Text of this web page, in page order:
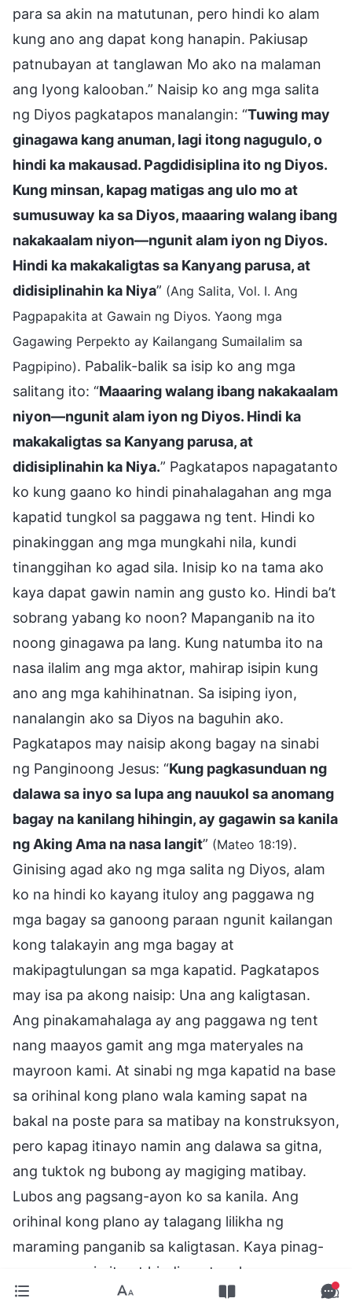
para sa akin na matutunan, pero hindi ko alam
kung ano ang dapat kong hanapin. Pakiusap
patnubayan at tanglawan Mo ako na malaman
ang Iyong kalooban.” Naisip ko ang mga salita
ng Diyos pagkatapos manalangin: “Tuwing may
ginagawa kang anuman, lagi itong nagugulo, o
hindi ka makausad. Pagdidisiplina ito ng Diyos.
Kung minsan, kapag matigas ang ulo mo at
sumusuway ka sa Diyos, maaaring walang ibang
nakakaalam niyon—ngunit alam iyon ng Diyos.
Hindi ka makakaligtas sa Kanyang parusa, at
didisiplinahin ka Niya” (Ang Salita, Vol. I. Ang
Pagpapakita at Gawain ng Diyos. Yaong mga
Gagawing Perpekto ay Kailangang Sumailalim sa
Pagpipino). Pabalik-balik sa isip ko ang mga
salitang ito: “Maaaring walang ibang nakakaalam
niyon—ngunit alam iyon ng Diyos. Hindi ka
makakaligtas sa Kanyang parusa, at
didisiplinahin ka Niya.” Pagkatapos napagatanto
ko kung gaano ko hindi pinahalagahan ang mga
kapatid tungkol sa paggawa ng tent. Hindi ko
pinakinggan ang mga mungkahi nila, kundi
tinanggihan ko agad sila. Inisip ko na tama ako
kaya dapat gawin namin ang gusto ko. Hindi ba’t
sobrang yabang ko noon? Mapanganib na ito
noong ginagawa pa lang. Kung natumba ito na
nasa ilalim ang mga aktor, mahirap isipin kung
ano ang mga kahihinatnan. Sa isiping iyon,
nanalangin ako sa Diyos na baguhin ako.
Pagkatapos may naisip akong bagay na sinabi
ng Panginoong Jesus: “Kung pagkasunduan ng
dalawa sa inyo sa lupa ang nauukol sa anomang
bagay na kanilang hihingin, ay gagawin sa kanila
ng Aking Ama na nasa langit” (Mateo 18:19).
Ginising agad ako ng mga salita ng Diyos, alam
ko na hindi ko kayang ituloy ang paggawa ng
mga bagay sa ganoong paraan ngunit kailangan
kong talakayin ang mga bagay at
makipagtulungan sa mga kapatid. Pagkatapos
may isa pa akong naisip: Una ang kaligtasan.
Ang pinakamahalaga ay ang paggawa ng tent
nang maayos gamit ang mga materyales na
mayroon kami. At sinabi ng mga kapatid na base
sa orihinal kong plano wala kaming sapat na
bakal na poste para sa matibay na konstruksyon,
pero kapag itinayo namin ang dalawa sa gitna,
ang tuktok ng bubong ay magiging matibay.
Lubos ang pagsang-ayon ko sa kanila. Ang
orihinal kong plano ay talagang lilikha ng
maraming panganib sa kaligtasan. Kaya pinag-
usapan namin ito at hindi nagtagal may
kumpletong plano na kami. May sapat na kaming